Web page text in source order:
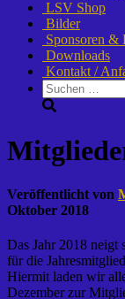
LSV Shop
Bilder
Sponsoren &
Downloads
Kontakt /
Suchen
nach:
Veröffentlicht von
Oktober 2018
Das Jahr 2018 neigt
für die
Hiermit laden wir
Dezember zur